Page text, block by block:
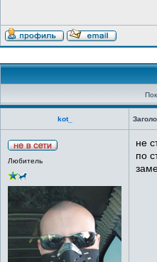
kot_
Любитель
не
по